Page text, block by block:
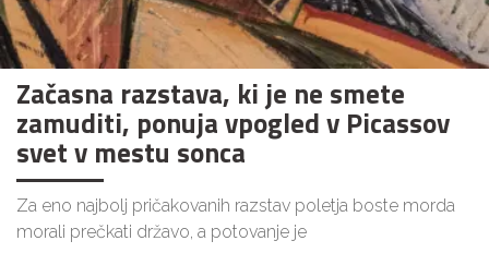
Začasna razstava, ki je ne smete
zamuditi, ponuja vpogled v Picassov
svet v mestu sonca
Za eno najbolj pričakovanih razstav poletja boste morda
morali prečkati državo, a potovanje je